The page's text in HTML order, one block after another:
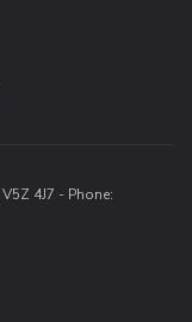
4J7 - Phone: